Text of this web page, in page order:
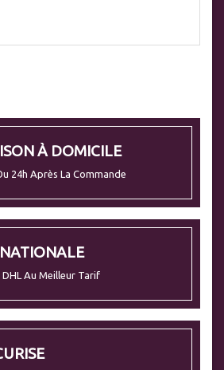
À DOMICILE
24h Après La Commande
DHL Au Meilleur Tarif